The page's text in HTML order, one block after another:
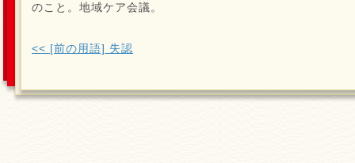
のこと。地域ケア会議。
<< [前の用語] 失認